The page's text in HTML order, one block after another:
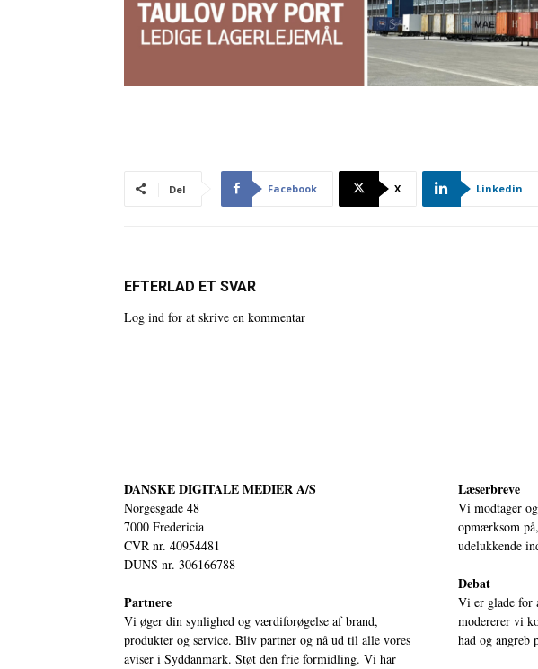
Del Facebook X Linkedin
EFTERLAD ET SVAR
Log ind for at skrive en kommentar
DANSKE DIGITALE MEDIER A/S
Norgesgade 48
7000 Fredericia
CVR nr. 40954481
DUNS nr. 306166788
Partnere
Vi øger din synlighed og værdiforøgelse af brand,
produkter og service. Bliv partner og nå ud til alle vores
aviser i Syddanmark. Støt den frie formidling. Vi har
Læserbreve
Vi modtager
opmærksom
udelukkende
Debat
Vi er glade for
modererer vi
had og angreb